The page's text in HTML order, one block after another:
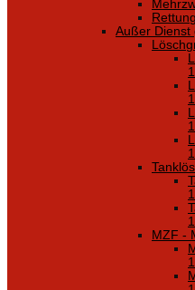
Außer Dienst
MZF -